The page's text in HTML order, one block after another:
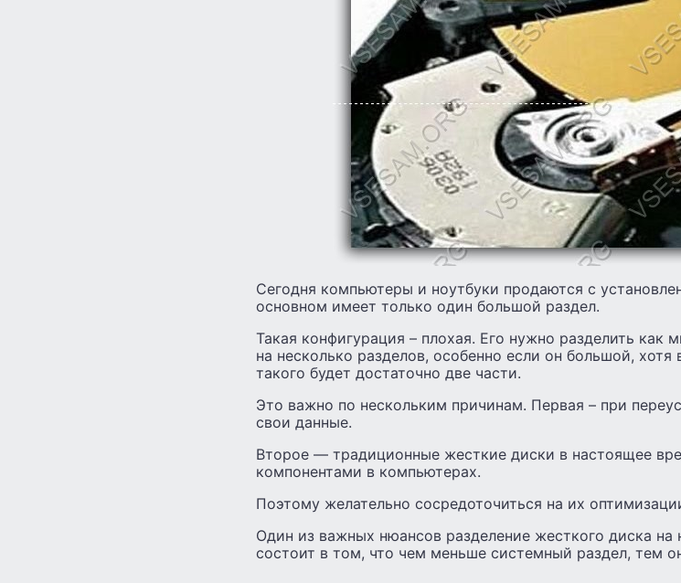
Сегодня компьютеры и ноутбуки продаются с
основном имеет только один большой раздел.
Такая конфигурация – плохая. Его нужно разделить
на несколько разделов, особенно если он большой,
такого будет достаточно две части.
Это важно по нескольким причинам. Первая – при
свои данные.
Второе — традиционные жесткие диски в настоящее
компонентами в компьютерах.
Поэтому желательно сосредоточиться на их
Один из важных нюансов разделение жесткого диска на
состоит в том, что чем меньше системный раздел, тем